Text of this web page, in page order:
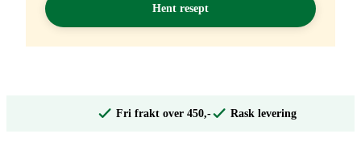
Hent resept
Fri frakt over 450,- Rask levering